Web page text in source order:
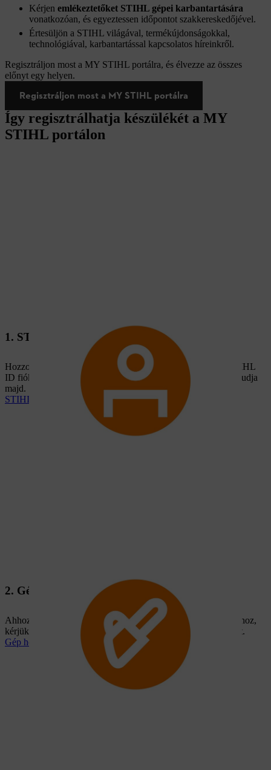
Kérjen emlékeztetőket STIHL gépei karbantartására
vonatkozóan, és egyeztessen időpontot szakkereskedőjével.
Értesüljön a STIHL világával, termékújdonságokkal,
technológiával, karbantartással kapcsolatos híreinkről.
Regisztráljon most a MY STIHL portálra, és élvezze az összes
előnyt egy helyen.
Regisztráljon most a MY STIHL portálra
Így regisztrálhatja készülékét a MY
STIHL portálon
1. STIHL ID fiók létrehozása
Hozzon létre STIHL ID fiókot néhány egyszerű lépésben. STIHL
ID fiókjával a STIHL összes digitális szolgáltatását használni tudja
majd.
STIHL ID fiók létrehozása
2. Gép hozzáadása
Ahhoz, hogy STIHL gépét hozzáadhassa a MY STIHL portálhoz,
kérjük, készítse elő a gépe sorozatszámát és a vásárlás dátumát.
Gép hozzáadása